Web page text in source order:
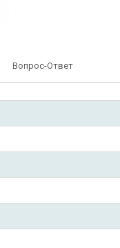
Вопрос-Ответ